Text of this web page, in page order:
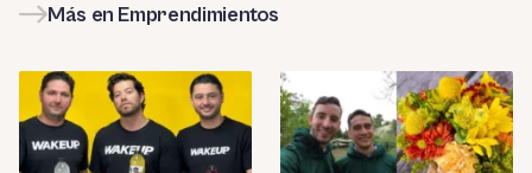
Más en Emprendimientos